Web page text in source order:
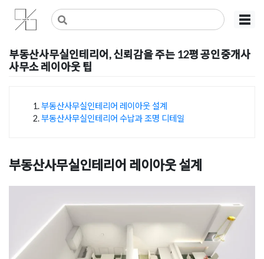
Skip
content
사무실인테리어 디자인 공사 비용견적 플랫폼
사무실인테리어 916
☰
부동산사무실인테리어, 신뢰감을 주는 12평 공인중개사
사무소 레이아웃 팁
부동산사무실인테리어 레이아웃 설계
부동산사무실인테리어 수납과 조명 디테일
부동산사무실인테리어 레이아웃 설계